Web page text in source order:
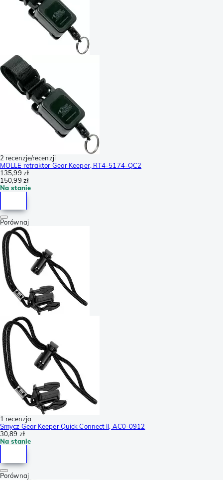
2 recenzje/recenzji
MOLLE retraktor Gear Keeper, RT4-5174-QC2
135,99 zł
150,99 zł
Na stanie
Porównaj
1 recenzja
Smycz Gear Keeper Quick Connect II, AC0-0912
30,89 zł
Na stanie
Porównaj